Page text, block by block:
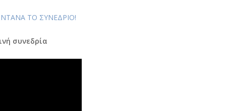
ΤΟ ΣΥΝΕΔΡΙΟ!
συνεδρία